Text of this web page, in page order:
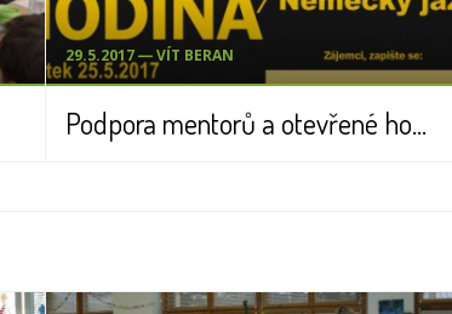
29.5.2017 ― VÍT BERAN
Podpora mentorů a otevřené hodiny